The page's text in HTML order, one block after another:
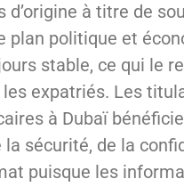
d’origine à titre de
plan politique et
stable, ce qui le
expatriés. Les
à Dubaï
la sécurité, de la
puisque les